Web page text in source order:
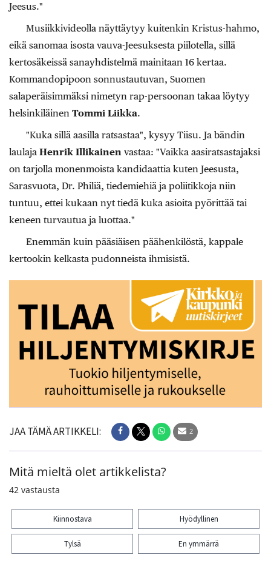
Jeesus."
Musiikkivideolla näyttäytyy kuitenkin Kristus-hahmo,
eikä sanomaa isosta vauva-Jeesuksesta piilotella, sillä
kertosäkeissä sanayhdistelmä mainitaan 16 kertaa.
Kommandopipoon sonnustautuvan, Suomen
salaperäisimmäksi nimetyn rap-persoonan takaa löytyy
helsinkiläinen Tommi Liikka.
"Kuka sillä aasilla ratsastaa", kysyy Tiisu. Ja bändin
laulaja Henrik Illikainen vastaa: "Vaikka aasiratsastajaksi
on tarjolla monenmoista kandidaattia kuten Jeesusta,
Sarasvuota, Dr. Philiä, tiedemiehiä ja poliitikkoja niin
tuntuu, ettei kukaan nyt tiedä kuka asioita pyörittää tai
keneen turvautua ja luottaa."
Enemmän kuin pääsiäisen päähenkilöstä, kappale
kertookin kelkasta pudonneista ihmisistä.
JAA TÄMÄ ARTIKKELI: 2
Mitä mieltä olet artikkelista?
42 vastausta
Kiinnostava Hyödyllinen
Tylsä En ymmärrä